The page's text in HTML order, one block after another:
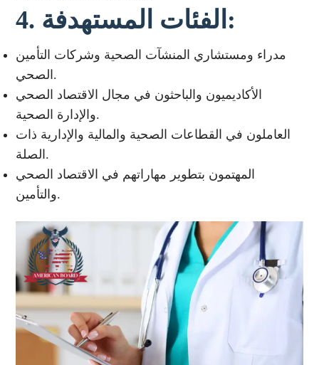
4. الفئات المستهدفة:
مدراء ومستشاري المنشآت الصحية وشركات التأمين
الصحي.
الأكاديميون والباحثون في مجال الاقتصاد الصحي
والإدارة الصحية.
العاملون في القطاعات الصحية والمالية والإدارية ذات
الصلة.
المهتمون بتطوير مهاراتهم في الاقتصاد الصحي
والتأمين.